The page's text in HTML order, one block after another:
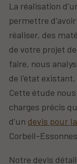
La réalisation
permettre
réaliser, des
de votre projet
faire, nous
de l'état
Cette étude
charges précis
d’un devis pour
Corbeil-
Notre devis